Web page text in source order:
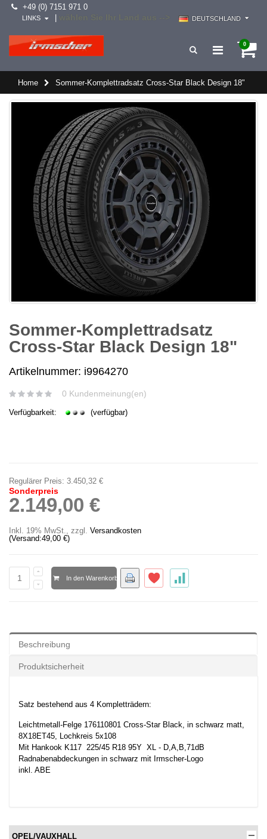
+49 (0) 7151 971 0
DEUTSCHLAND
LINKS
0
Home Sommer-Komplettradsatz Cross-Star Black Design 18"
Sommer-Komplettradsatz
Cross-Star Black Design 18"
Artikelnummer: i9964270
0 Kundenmeinung(en)
Verfügbarkeit: (verfügbar)
Regulärer Preis: 3.450,32 €
Sonderpreis
2.149,00 €
Inkl. 19% MwSt., zzgl. Versandkosten
(Versand:49,00 €)
In den Warenkorb
Beschreibung
Produktsicherheit
Satz bestehend aus 4 Kompletträdern:
Leichtmetall-Felge 176110801 Cross-Star Black, in schwarz matt,
8X18ET45, Lochkreis 5x108
Mit Hankook K117 225/45 R18 95Y XL - D,A,B,71dB
Radnabenabdeckungen in schwarz mit Irmscher-Logo
inkl. ABE
OPEL/VAUXHALL